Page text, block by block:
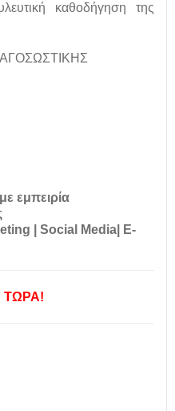
καθοδήγηση της
εμπειρία
| Social Media| E-
ΤΩΡΑ!